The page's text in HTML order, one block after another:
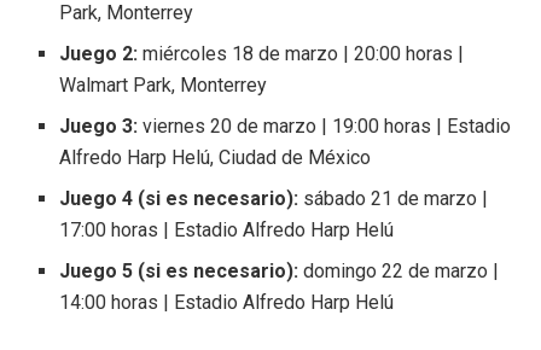
Park, Monterrey
Juego 2: miércoles 18 de marzo | 20:00 horas |
Walmart Park, Monterrey
Juego 3: viernes 20 de marzo | 19:00 horas | Estadio
Alfredo Harp Helú, Ciudad de México
Juego 4 (si es necesario): sábado 21 de marzo |
17:00 horas | Estadio Alfredo Harp Helú
Juego 5 (si es necesario): domingo 22 de marzo |
14:00 horas | Estadio Alfredo Harp Helú